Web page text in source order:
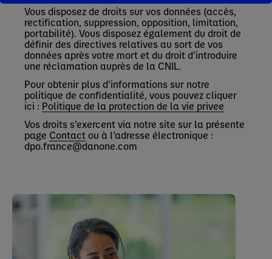
Vous disposez de droits sur vos données (accès,
rectification, suppression, opposition, limitation,
portabilité). Vous disposez également du droit de
définir des directives relatives au sort de vos
données après votre mort et du droit d’introduire
une réclamation auprès de la CNIL.
Pour obtenir plus d’informations sur notre
politique de confidentialité, vous pouvez cliquer
ici : Politique de la protection de la vie privee
Vos droits s’exercent via notre site sur la présente
page Contactou à l’adresse électronique :
dpo.france@danone.com